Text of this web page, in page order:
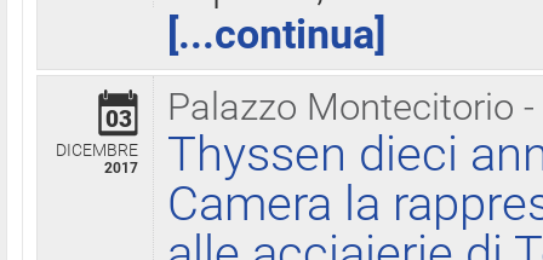
[...continua]
Palazzo Montecitorio
03
DICEMBRE
2017
Thyssen dieci
Camera la